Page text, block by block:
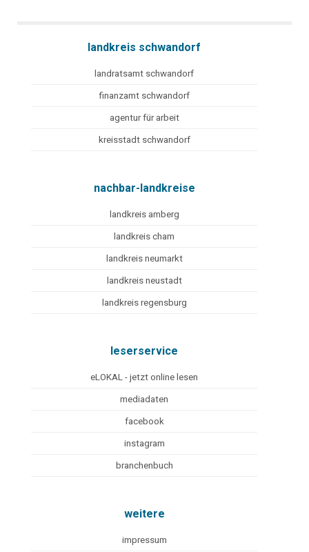
landkreis schwandorf
landratsamt schwandorf
finanzamt schwandorf
agentur für arbeit
kreisstadt schwandorf
nachbar-landkreise
landkreis amberg
landkreis cham
landkreis neumarkt
landkreis neustadt
landkreis regensburg
leserservice
eLOKAL - jetzt online lesen
mediadaten
facebook
instagram
branchenbuch
weitere
impressum